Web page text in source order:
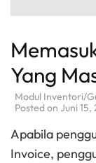
Yang
Modul Inventori/
Posted on Juni 15,
Apabila
Invoice,